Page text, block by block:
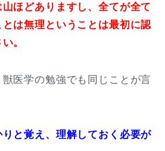
ほどありますし、全てが全て
は無理ということは最初に認
。
医学の勉強でも同じことが言
と覚え、理解しておく必要が